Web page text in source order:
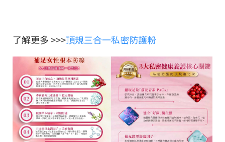
了解更多 >>>頂規三合一私密防護粉